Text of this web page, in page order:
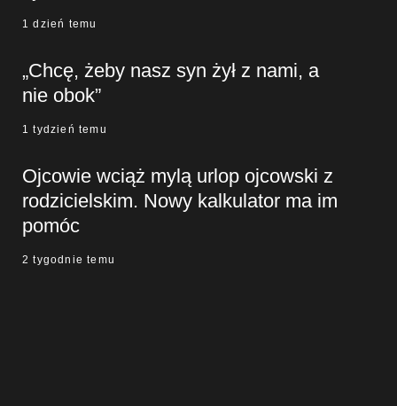
1 dzień temu
„Chcę, żeby nasz syn żył z nami, a
nie obok”
1 tydzień temu
Ojcowie wciąż mylą urlop ojcowski z
rodzicielskim. Nowy kalkulator ma im
pomóc
2 tygodnie temu